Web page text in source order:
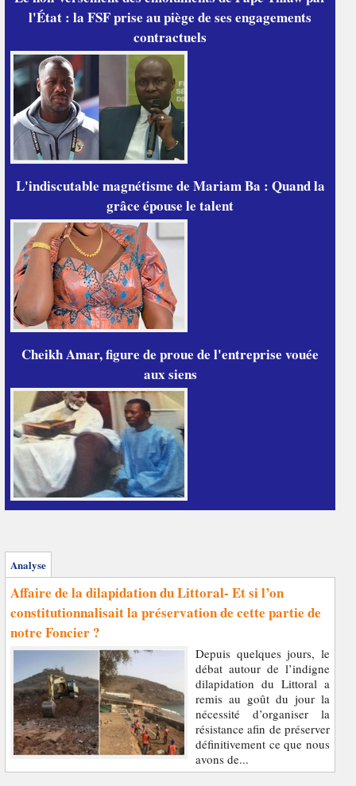
l'État : la FSF prise au piège de ses engagements
contractuels
L'indiscutable magnétisme de Mariam Ba : Quand la
grâce épouse le talent
Cheikh Amar, figure de proue de l'entreprise vouée
aux siens
Analyse
Affaire de la dilapidation du Littoral- Et si l’on
constitutionnalisait la préservation de cette partie de
notre Foncier ?
Depuis quelques jours, le
débat autour de l’indigne
dilapidation du Littoral a
remis au goût du jour la
nécessité d’organiser la
résistance afin de préserver
définitivement ce que nous
avons de...